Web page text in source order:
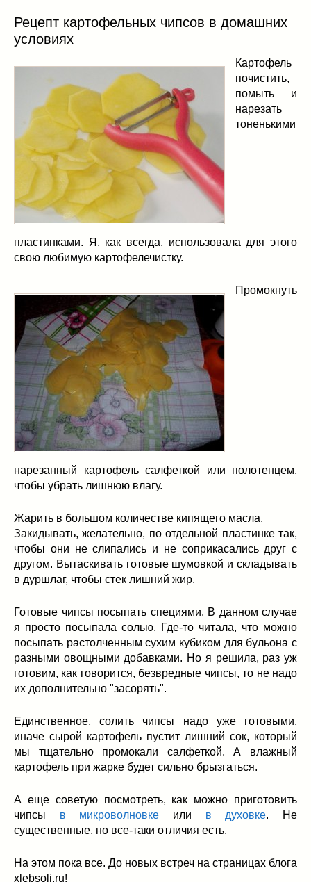
Рецепт картофельных чипсов в домашних
условиях
Картофель
почистить,
помыть и
нарезать
тоненькими
пластинками. Я, как всегда, использовала для этого
свою любимую картофелечистку.
Промокнуть
нарезанный картофель салфеткой или полотенцем,
чтобы убрать лишнюю влагу.
Жарить в большом количестве кипящего масла.
Закидывать, желательно, по отдельной пластинке так,
чтобы они не слипались и не соприкасались друг с
другом. Вытаскивать готовые шумовкой и складывать
в дуршлаг, чтобы стек лишний жир.
Готовые чипсы посыпать специями. В данном случае
я просто посыпала солью. Где-то читала, что можно
посыпать растолченным сухим кубиком для бульона с
разными овощными добавками. Но я решила, раз уж
готовим, как говорится, безвредные чипсы, то не надо
их дополнительно "засорять".
Единственное, солить чипсы надо уже готовыми,
иначе сырой картофель пустит лишний сок, который
мы тщательно промокали салфеткой. А влажный
картофель при жарке будет сильно брызгаться.
А еще советую посмотреть, как можно приготовить
чипсы в микроволновке или в духовке. Не
существенные, но все-таки отличия есть.
На этом пока все. До новых встреч на страницах блога
xlebsolj.ru!